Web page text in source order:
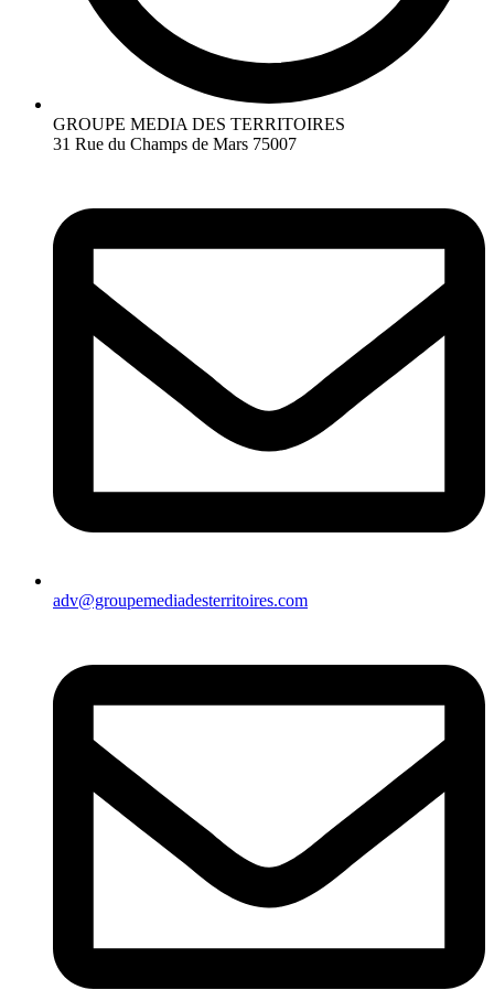
GROUPE MEDIA DES TERRITOIRES
31 Rue du Champs de Mars 75007
adv@groupemediadesterritoires.com